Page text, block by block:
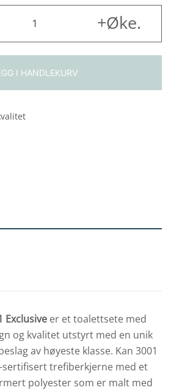
3001
Eksklusivt
+Øke.
I HANDLEKURV
Exclusive er et toalettsete med
og kvalitet utstyrt med en unik
av høyeste klasse. Kan 3001
sertifisert trefiberkjerne med et
polyester som er malt med